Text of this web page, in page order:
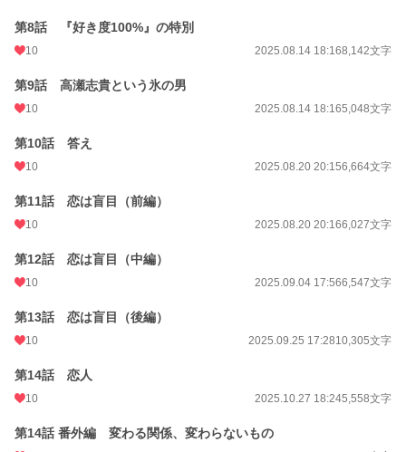
第8話 『好き度100%』の特別
10 2025.08.14 18:168,142文字
第9話 高瀬志貴という氷の男
10 2025.08.14 18:165,048文字
第10話 答え
10 2025.08.20 20:156,664文字
第11話 恋は盲目（前編）
10 2025.08.20 20:166,027文字
第12話 恋は盲目（中編）
10 2025.09.04 17:566,547文字
第13話 恋は盲目（後編）
10 2025.09.25 17:2810,305文字
第14話 恋人
10 2025.10.27 18:245,558文字
第14話 番外編 変わる関係、変わらないもの